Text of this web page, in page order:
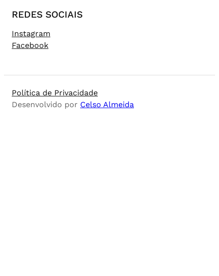
REDES SOCIAIS
Instagram
Facebook
Política de Privacidade
Desenvolvido por Celso Almeida